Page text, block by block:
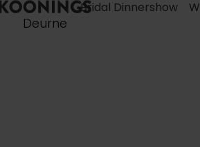
Deurne
Bridal Dinnershow